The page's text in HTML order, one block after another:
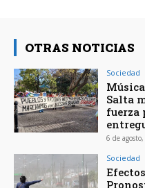
OTRAS NOTICIAS
Sociedad
Salta
fuerza
6 de
Sociedad